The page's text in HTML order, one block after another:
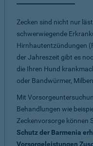
Zecken sind nicht nur
schwerwiegende
Hirnhautentzündungen
der Jahreszeit gibt es
die Ihren Hund
oder Bandwürmer,
Mit
Behandlungen wie
Zeckenvorsorge können
Schutz der Barmenia
Vorsorgeleistungen